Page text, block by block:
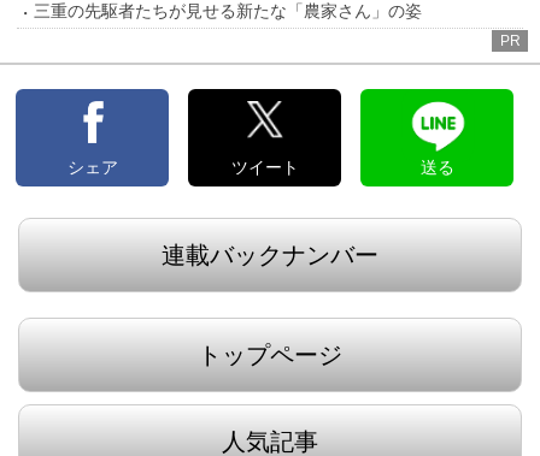
三重の先駆者たちが見せる新たな「農家さん」の姿
PR
シェア ツイート 送る
連載バックナンバー
トップページ
人気記事